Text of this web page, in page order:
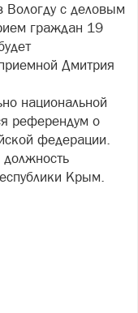
Вологду с деловым
граждан 19
Дмитрия
национальной
референдум о
федерации.
Крым.